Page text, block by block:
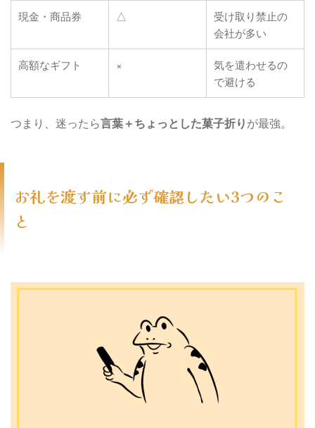
現金・商品券 △
受け取り禁止の
会社が多い
高額なギフト ×
気を遣わせるの
で避ける
つまり、迷ったら言葉＋ちょっとした菓子折りが最強。
お礼を渡す前に必ず確認したい3つのこ
と